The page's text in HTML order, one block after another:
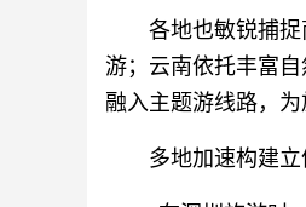
各地也敏锐捕
游；云南依托丰富
融入主题游线路，为
多地加速构建立